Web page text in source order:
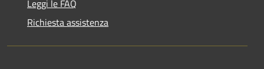
Leggi le FAQ
Richiesta assistenza